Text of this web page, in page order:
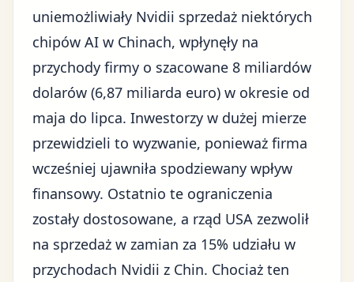
uniemożliwiały Nvidii sprzedaż niektórych
chipów AI w Chinach, wpłynęły na
przychody firmy o szacowane 8 miliardów
dolarów (6,87 miliarda euro) w okresie od
maja do lipca. Inwestorzy w dużej mierze
przewidzieli to wyzwanie, ponieważ firma
wcześniej ujawniła spodziewany wpływ
finansowy. Ostatnio te ograniczenia
zostały dostosowane, a rząd USA zezwolił
na sprzedaż w zamian za 15% udziału w
przychodach Nvidii z Chin. Chociaż ten